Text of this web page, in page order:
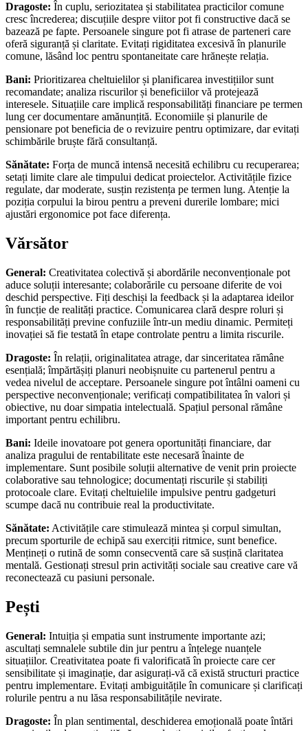
Dragoste: În cuplu, seriozitatea și stabilitatea practicilor comune
cresc încrederea; discuțiile despre viitor pot fi constructive dacă se
bazează pe fapte. Persoanele singure pot fi atrase de parteneri care
oferă siguranță și claritate. Evitați rigiditatea excesivă în planurile
comune, lăsând loc pentru spontaneitate care hrănește relația.
Bani: Prioritizarea cheltuielilor și planificarea investițiilor sunt
recomandate; analiza riscurilor și beneficiilor vă protejează
interesele. Situațiile care implică responsabilități financiare pe termen
lung cer documentare amănunțită. Economiile și planurile de
pensionare pot beneficia de o revizuire pentru optimizare, dar evitați
schimbările bruște fără consultanță.
Sănătate: Forța de muncă intensă necesită echilibru cu recuperarea;
setați limite clare ale timpului dedicat proiectelor. Activitățile fizice
regulate, dar moderate, susțin rezistența pe termen lung. Atenție la
poziția corpului la birou pentru a preveni durerile lombare; mici
ajustări ergonomice pot face diferența.
Vărsător
General: Creativitatea colectivă și abordările neconvenționale pot
aduce soluții interesante; colaborările cu persoane diferite de voi
deschid perspective. Fiți deschiși la feedback și la adaptarea ideilor
în funcție de realități practice. Comunicarea clară despre roluri și
responsabilități previne confuziile într-un mediu dinamic. Permiteți
inovației să fie testată în etape controlate pentru a limita riscurile.
Dragoste: În relații, originalitatea atrage, dar sinceritatea rămâne
esențială; împărtășiți planuri neobișnuite cu partenerul pentru a
vedea nivelul de acceptare. Persoanele singure pot întâlni oameni cu
perspective neconvenționale; verificați compatibilitatea în valori și
obiective, nu doar simpatia intelectuală. Spațiul personal rămâne
important pentru echilibru.
Bani: Ideile inovatoare pot genera oportunități financiare, dar
analiza pragului de rentabilitate este necesară înainte de
implementare. Sunt posibile soluții alternative de venit prin proiecte
colaborative sau tehnologice; documentați riscurile și stabiliți
protocoale clare. Evitați cheltuielile impulsive pentru gadgeturi
scumpe dacă nu contribuie real la productivitate.
Sănătate: Activitățile care stimulează mintea și corpul simultan,
precum sporturile de echipă sau exerciții ritmice, sunt benefice.
Mențineți o rutină de somn consecventă care să susțină claritatea
mentală. Gestionați stresul prin activități sociale sau creative care vă
reconectează cu pasiuni personale.
Pești
General: Intuiția și empatia sunt instrumente importante azi;
ascultați semnalele subtile din jur pentru a înțelege nuanțele
situațiilor. Creativitatea poate fi valorificată în proiecte care cer
sensibilitate și imaginație, dar asigurați-vă că există structuri practice
pentru implementare. Evitați ambiguitățile în comunicare și clarificați
rolurile pentru a nu lăsa responsabilitățile nevirate.
Dragoste: În plan sentimental, deschiderea emoțională poate întări